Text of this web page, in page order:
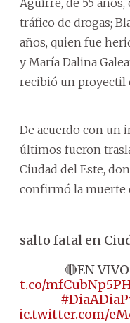
tráfico de drogas;
años, quien fue
y María Dalina
recibió un proyectil
De acuerdo con un
últimos fueron
Ciudad del Este,
confirmó la muerte
Asalto fatal en
🔴EN
t.co/mfCubNp5PH
pic.twitter.com/